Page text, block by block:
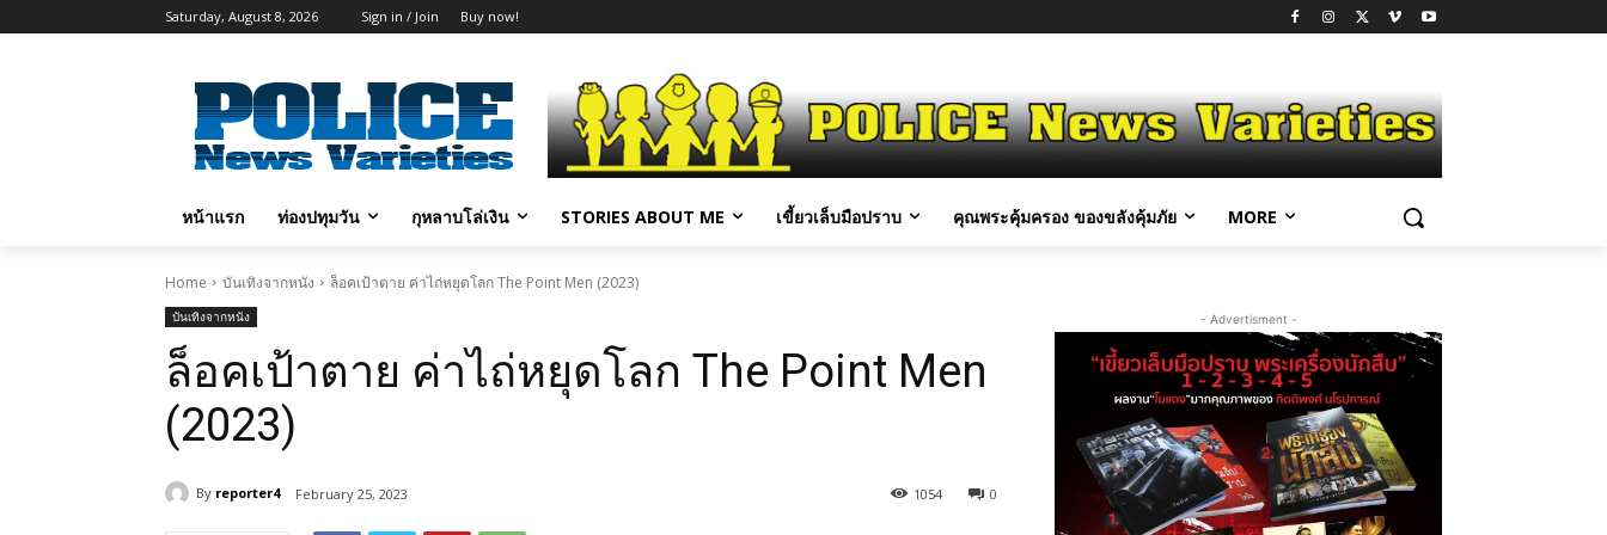
Saturday, August 8, 2026 Sign in / Join Buy now!
หน้าแรก ท่องปทุมวัน กุหลาบโล่เงิน STORIES ABOUT ME เขี้ยวเล็บมือปราบ คุณพระคุ้มครอง ของขลังคุ้มภัย MORE
Home บันเทิงจากหนัง ล็อคเป้าตาย ค่าไถ่หยุดโลก The Point Men (2023)
บันเทิงจากหนัง
ล็อคเป้าตาย ค่าไถ่หยุดโลก The Point Men
(2023)
By reporter4 February 25, 2023 0
1054
- Advertisment -